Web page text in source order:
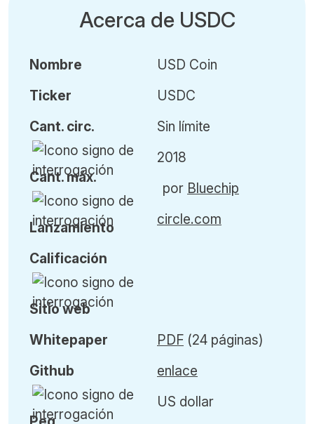
Acerca de USDC
Nombre
Ticker
Cant. circ.
Cant.máx.
Lanzamiento
Calificación
Sitio web
USD Coin
USDC
Sin límite
2018
por Bluechip
circle.com
Whitepaper
Github
PDF (24 páginas)
enlace
US dollar